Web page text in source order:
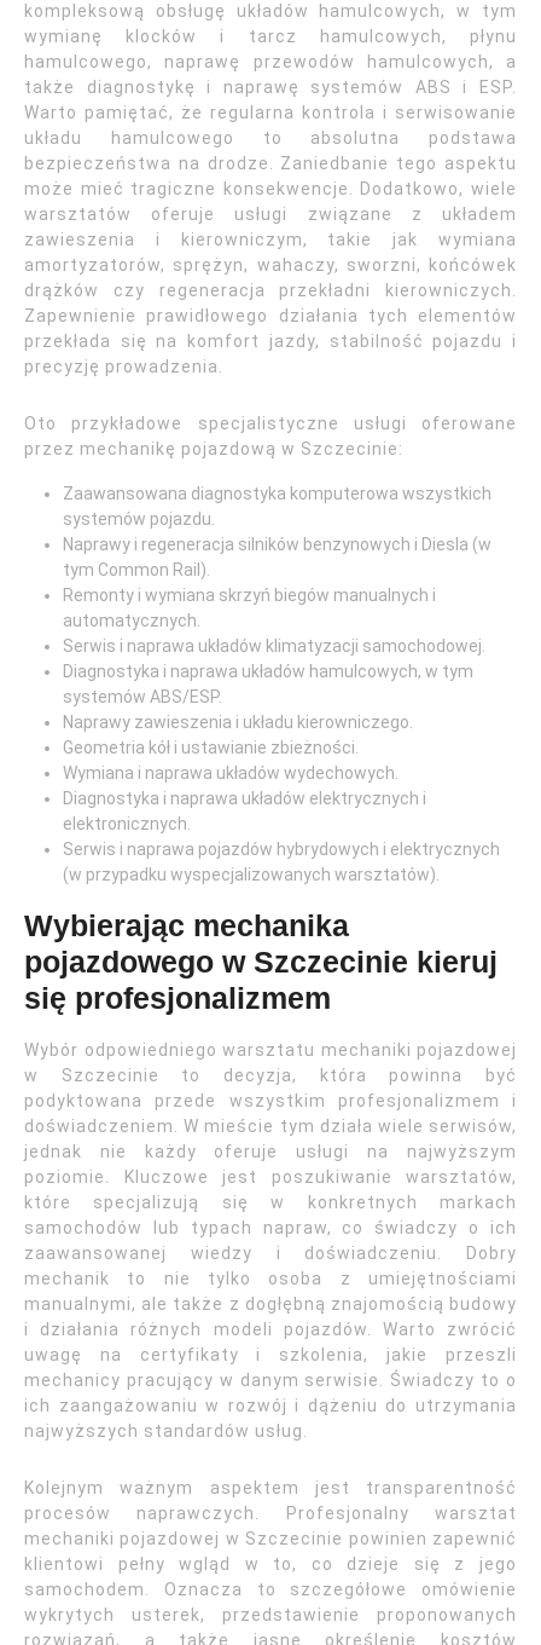
kompleksową obsługę układów hamulcowych, w tym
wymianę klocków i tarcz hamulcowych, płynu
hamulcowego, naprawę przewodów hamulcowych, a
także diagnostykę i naprawę systemów ABS i ESP.
Warto pamiętać, że regularna kontrola i serwisowanie
układu hamulcowego to absolutna podstawa
bezpieczeństwa na drodze. Zaniedbanie tego aspektu
może mieć tragiczne konsekwencje. Dodatkowo, wiele
warsztatów oferuje usługi związane z układem
zawieszenia i kierowniczym, takie jak wymiana
amortyzatorów, sprężyn, wahaczy, sworzni, końcówek
drążków czy regeneracja przekładni kierowniczych.
Zapewnienie prawidłowego działania tych elementów
przekłada się na komfort jazdy, stabilność pojazdu i
precyzję prowadzenia.
Oto przykładowe specjalistyczne usługi oferowane
przez mechanikę pojazdową w Szczecinie:
Zaawansowana diagnostyka komputerowa wszystkich
systemów pojazdu.
Naprawy i regeneracja silników benzynowych i Diesla (w
tym Common Rail).
Remonty i wymiana skrzyń biegów manualnych i
automatycznych.
Serwis i naprawa układów klimatyzacji samochodowej.
Diagnostyka i naprawa układów hamulcowych, w tym
systemów ABS/ESP.
Naprawy zawieszenia i układu kierowniczego.
Geometria kół i ustawianie zbieżności.
Wymiana i naprawa układów wydechowych.
Diagnostyka i naprawa układów elektrycznych i
elektronicznych.
Serwis i naprawa pojazdów hybrydowych i elektrycznych
(w przypadku wyspecjalizowanych warsztatów).
Wybierając mechanika
pojazdowego w Szczecinie kieruj
się profesjonalizmem
Wybór odpowiedniego warsztatu mechaniki pojazdowej
w Szczecinie to decyzja, która powinna być
podyktowana przede wszystkim profesjonalizmem i
doświadczeniem. W mieście tym działa wiele serwisów,
jednak nie każdy oferuje usługi na najwyższym
poziomie. Kluczowe jest poszukiwanie warsztatów,
które specjalizują się w konkretnych markach
samochodów lub typach napraw, co świadczy o ich
zaawansowanej wiedzy i doświadczeniu. Dobry
mechanik to nie tylko osoba z umiejętnościami
manualnymi, ale także z dogłębną znajomością budowy
i działania różnych modeli pojazdów. Warto zwrócić
uwagę na certyfikaty i szkolenia, jakie przeszli
mechanicy pracujący w danym serwisie. Świadczy to o
ich zaangażowaniu w rozwój i dążeniu do utrzymania
najwyższych standardów usług.
Kolejnym ważnym aspektem jest transparentność
procesów naprawczych. Profesjonalny warsztat
mechaniki pojazdowej w Szczecinie powinien zapewnić
klientowi pełny wgląd w to, co dzieje się z jego
samochodem. Oznacza to szczegółowe omówienie
wykrytych usterek, przedstawienie proponowanych
rozwiązań, a także jasne określenie kosztów